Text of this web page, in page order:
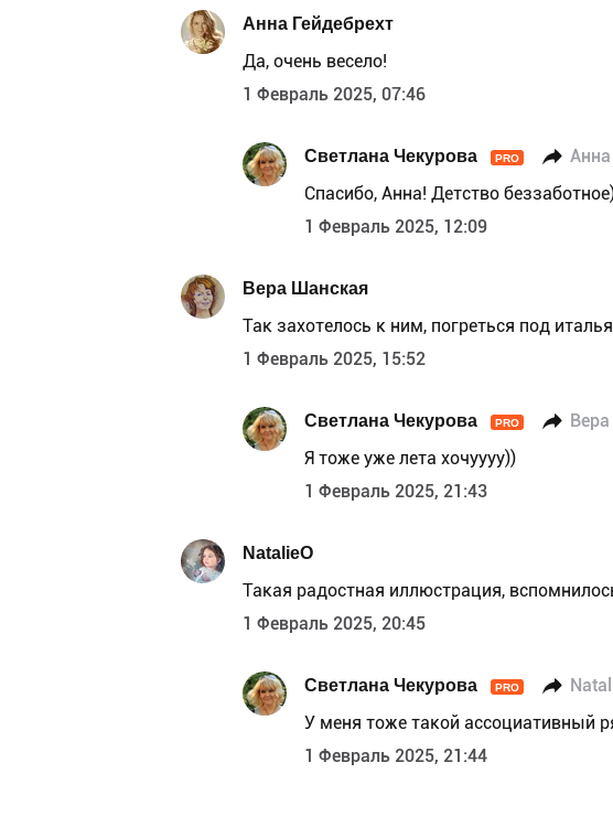
Анна Гейдебрехт
Да, очень весело!
1 Февраль 2025, 07:46
Светлана Чекурова PRO Анна
Спасибо, Анна! Детство
1 Февраль 2025, 12:09
Вера Шанская
Так захотелось к ним, погреться под
1 Февраль 2025, 15:52
Светлана Чекурова PRO
Я тоже уже лета хочуууу))
1 Февраль 2025, 21:43
NatalieO
Такая радостная иллюстрация,
1 Февраль 2025, 20:45
Светлана Чекурова PRO
У меня тоже такой ассоциативный
1 Февраль 2025, 21:44